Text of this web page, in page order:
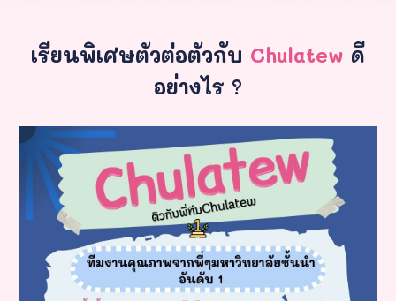
เรียนพิเศษตัวต่อตัวกับ Chulatew ดี
อย่างไร ?